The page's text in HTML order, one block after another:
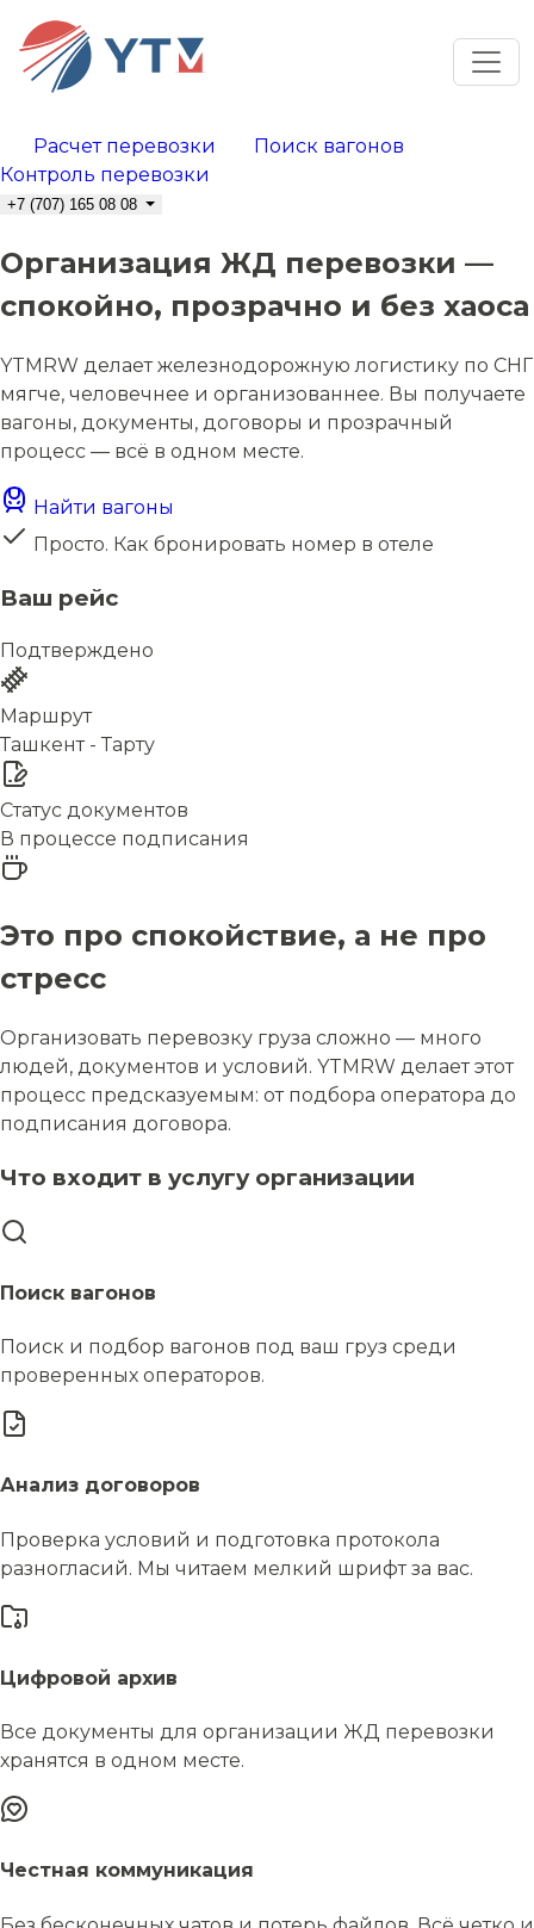
Расчет перевозки
Поиск вагонов
Контроль перевозки
+7 (707) 165 08 08
Организация ЖД перевозки —
спокойно, прозрачно и без хаоса
YTMRW делает железнодорожную логистику по СНГ
мягче, человечнее и организованнее. Вы получаете
вагоны, документы, договоры и прозрачный
процесс — всё в одном месте.
Найти вагоны
Просто. Как бронировать номер в отеле
Ваш рейс
Подтверждено
Маршрут
Ташкент - Тарту
Статус документов
В процессе подписания
Это про спокойствие, а не про
стресс
Организовать перевозку груза сложно — много
людей, документов и условий. YTMRW делает этот
процесс предсказуемым: от подбора оператора до
подписания договора.
Что входит в услугу организации
Поиск вагонов
Поиск и подбор вагонов под ваш груз среди
проверенных операторов.
Анализ договоров
Проверка условий и подготовка протокола
разногласий. Мы читаем мелкий шрифт за вас.
Цифровой архив
Все документы для организации ЖД перевозки
хранятся в одном месте.
Честная коммуникация